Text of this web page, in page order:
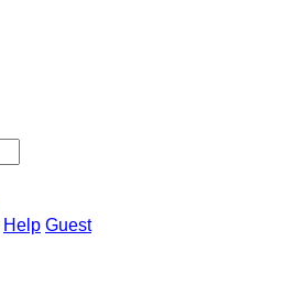
Help Guest